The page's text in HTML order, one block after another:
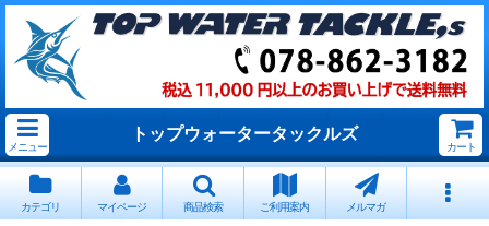
メニュー
トップウォータータックルズ
カート
カテゴリ マイページ 商品検索 ご利用案内 メルマガ